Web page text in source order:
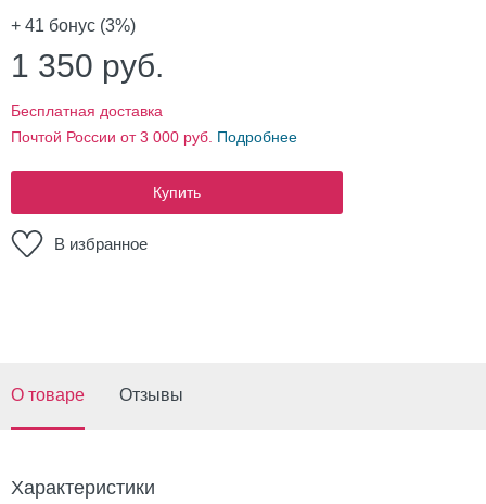
+ 41 бонус (3%)
1 350 руб.
Бесплатная доставка
Почтой России от 3 000 руб. Подробнее
Купить
В избранное
О товаре Отзывы
Характеристики